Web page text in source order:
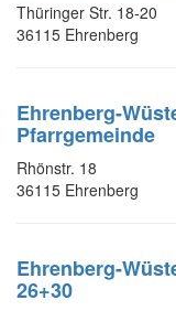
Thüringer Str. 18-20
36115 Ehrenberg
Ehrenberg-
Pfarrgemeinde
Rhönstr. 18
36115 Ehrenberg
Ehrenberg-
26+30